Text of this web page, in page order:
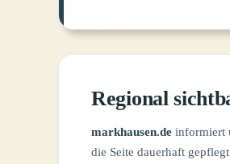
Regional
markhausen.de informiert
die Seite dauerhaft